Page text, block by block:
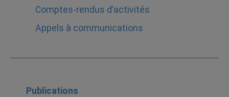
Comptes-rendus d’activités
Appels à communications
Publications